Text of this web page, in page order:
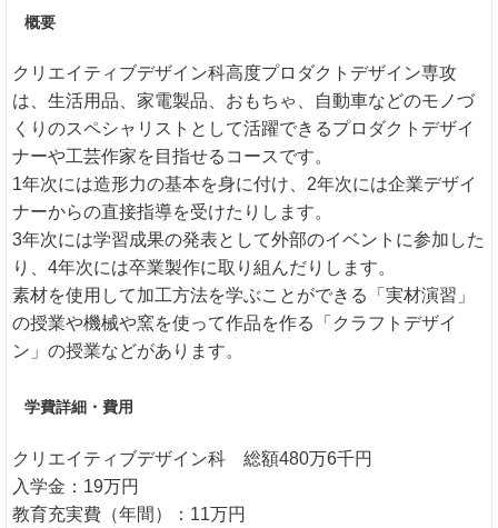
概要
クリエイティブデザイン科高度プロダクトデザイン専攻
は、生活用品、家電製品、おもちゃ、自動車などのモノづ
くりのスペシャリストとして活躍できるプロダクトデザイ
ナーや工芸作家を目指せるコースです。
1年次には造形力の基本を身に付け、2年次には企業デザイ
ナーからの直接指導を受けたりします。
3年次には学習成果の発表として外部のイベントに参加した
り、4年次には卒業製作に取り組んだりします。
素材を使用して加工方法を学ぶことができる「実材演習」
の授業や機械や窯を使って作品を作る「クラフトデザイ
ン」の授業などがあります。
学費詳細・費用
クリエイティブデザイン科 総額480万6千円
入学金：19万円
教育充実費（年間）：11万円